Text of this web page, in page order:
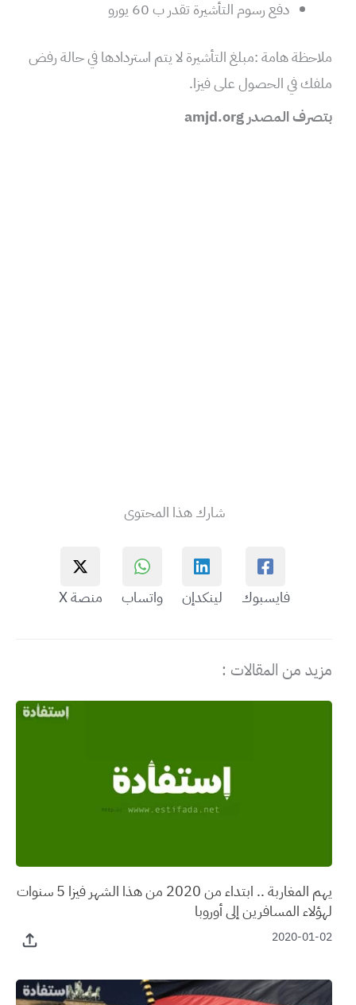
دفع رسوم التأشيرة تقدر ب 60 يورو
ملاحظة هامة :مبلغ التأشيرة لا يتم استردادها في حالة رفض
ملفك في الحصول على فيزا.
بتصرف المصدر amjd.org
شارك هذا المحتوى
فايسبوك لينكدإن واتساب منصة X
مزيد من المقالات :
يهم المغاربة .. ابتداء من 2020 من هذا الشهر فيزا 5 سنوات
لهؤلاء المسافرين إلى أوروبا
2020-01-02